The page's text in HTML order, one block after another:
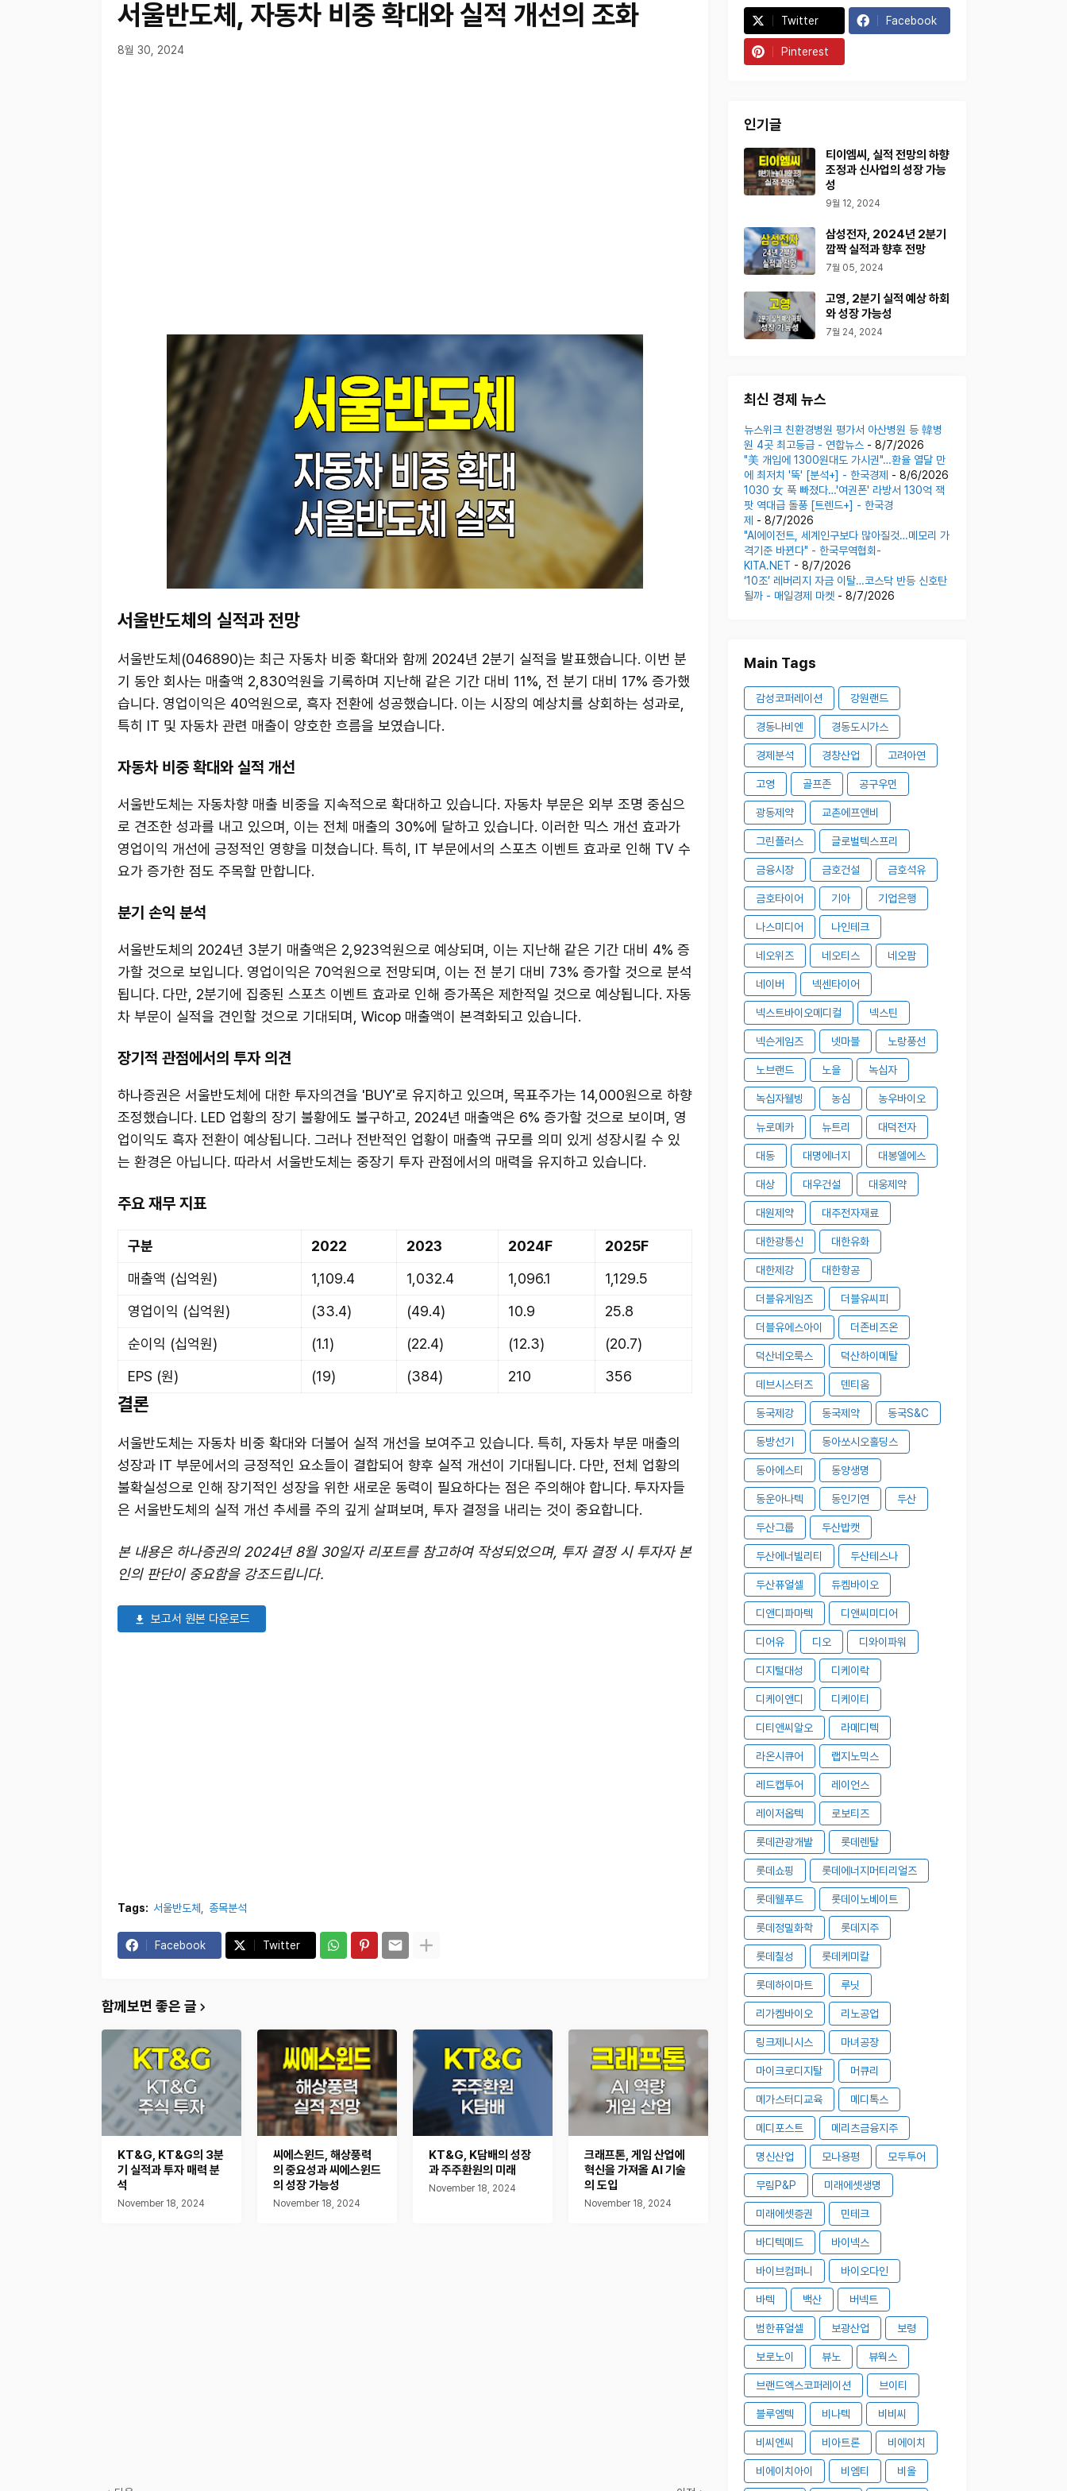
서울반도체, 자동차 비중 확대와 실적 개선의 조화
8월 30, 2024
서울반도체의 실적과 전망
서울반도체(046890)는 최근 자동차 비중 확대와 함께 2024년 2분기 실적을 발표했습니다. 이번 분
기 동안 회사는 매출액 2,830억원을 기록하며 지난해 같은 기간 대비 11%, 전 분기 대비 17% 증가했
습니다. 영업이익은 40억원으로, 흑자 전환에 성공했습니다. 이는 시장의 예상치를 상회하는 성과로,
특히 IT 및 자동차 관련 매출이 양호한 흐름을 보였습니다.
자동차 비중 확대와 실적 개선
서울반도체는 자동차향 매출 비중을 지속적으로 확대하고 있습니다. 자동차 부문은 외부 조명 중심으
로 견조한 성과를 내고 있으며, 이는 전체 매출의 30%에 달하고 있습니다. 이러한 믹스 개선 효과가
영업이익 개선에 긍정적인 영향을 미쳤습니다. 특히, IT 부문에서의 스포츠 이벤트 효과로 인해 TV 수
요가 증가한 점도 주목할 만합니다.
분기 손익 분석
서울반도체의 2024년 3분기 매출액은 2,923억원으로 예상되며, 이는 지난해 같은 기간 대비 4% 증
가할 것으로 보입니다. 영업이익은 70억원으로 전망되며, 이는 전 분기 대비 73% 증가할 것으로 분석
됩니다. 다만, 2분기에 집중된 스포츠 이벤트 효과로 인해 증가폭은 제한적일 것으로 예상됩니다. 자동
차 부문이 실적을 견인할 것으로 기대되며, Wicop 매출액이 본격화되고 있습니다.
장기적 관점에서의 투자 의견
하나증권은 서울반도체에 대한 투자의견을 'BUY'로 유지하고 있으며, 목표주가는 14,000원으로 하향
조정했습니다. LED 업황의 장기 불황에도 불구하고, 2024년 매출액은 6% 증가할 것으로 보이며, 영
업이익도 흑자 전환이 예상됩니다. 그러나 전반적인 업황이 매출액 규모를 의미 있게 성장시킬 수 있
는 환경은 아닙니다. 따라서 서울반도체는 중장기 투자 관점에서의 매력을 유지하고 있습니다.
주요 재무 지표
구분 2022 2023 2024F
2025F
매출액 (십억원)
1,109.4 1,032.4 1,096.1
1,129.5
영업이익 (십억원)
(33.4) (49.4) 10.9
25.8
순이익 (십억원)
(1.1) (22.4) (12.3)
(20.7)
EPS (원)
(19) (384) 210 356
결론
서울반도체는 자동차 비중 확대와 더불어 실적 개선을 보여주고 있습니다. 특히, 자동차 부문 매출의
성장과 IT 부문에서의 긍정적인 요소들이 결합되어 향후 실적 개선이 기대됩니다. 다만, 전체 업황의
불확실성으로 인해 장기적인 성장을 위한 새로운 동력이 필요하다는 점은 주의해야 합니다. 투자자들
은 서울반도체의 실적 개선 추세를 주의 깊게 살펴보며, 투자 결정을 내리는 것이 중요합니다.
본 내용은 하나증권의 2024년 8월 30일자 리포트를 참고하여 작성되었으며, 투자 결정 시 투자자 본
인의 판단이 중요함을 강조드립니다.
보고서 원본 다운로드
Tags: 서울반도체 종목분석
Facebook Twitter
함께보면 좋은 글
KT&G, KT&G의 3분
기 실적과 투자 매력 분
석
November 18, 2024
씨에스윈드, 해상풍력
의 중요성과 씨에스윈드
의 성장 가능성
November 18, 2024
KT&G, K담배의 성장
과 주주환원의 미래
November 18, 2024
크래프톤, 게임 산업에
혁신을 가져올 AI 기술
의 도입
November 18, 2024
Twitter Facebook
Pinterest
인기글
티이엠씨, 실적 전망의 하향
조정과 신사업의 성장 가능
성
9월 12, 2024
삼성전자, 2024년 2분기
깜짝 실적과 향후 전망
7월 05, 2024
고영, 2분기 실적 예상 하회
와 성장 가능성
7월 24, 2024
최신 경제 뉴스
뉴스위크 친환경병원 평가서 아산병원 등 韓병
원 4곳 최고등급 - 연합뉴스- 8/7/2026
"美 개입에 1300원대도 가시권"…환율 열달 만
에 최저치 '뚝' [분석+] - 한국경제 - 8/6/2026
1030 女 푹 빠졌다…'여권폰' 라방서 130억 잭
팟 역대급 돌풍 [트렌드+] - 한국경
제 - 8/7/2026
"AI에이전트, 세계인구보다 많아질것…메모리 가
격기준 바뀐다" - 한국무역협회-
KITA.NET - 8/7/2026
‘10조’ 레버리지 자금 이탈…코스닥 반등 신호탄
될까 - 매일경제 마켓- 8/7/2026
Main Tags
감성코퍼레이션 강원랜드
경동나비엔 경동도시가스
경제분석 경창산업 고려아연
고영 골프존 공구우먼
광동제약 교촌에프앤비
그린플러스 글로벌텍스프리
금융시장 금호건설 금호석유
금호타이어 기아 기업은행
나스미디어 나인테크
네오위즈 네오티스 네오팜
네이버 넥센타이어
넥스트바이오메디컬 넥스틴
넥슨게임즈 넷마블 노랑풍선
노브랜드 노을 녹십자
녹십자웰빙 농심 농우바이오
뉴로메카 뉴트리 대덕전자
대동 대명에너지 대봉엘에스
대상 대우건설 대웅제약
대원제약 대주전자재료
대한광통신 대한유화
대한제강 대한항공
더블유게임즈 더블유씨피
더블유에스아이 더존비즈온
덕산네오룩스 덕산하이메탈
데브시스터즈 덴티움
동국제강 동국제약 동국S&C
동방선기 동아쏘시오홀딩스
동아에스티 동양생명
동운아나텍 동인기연 두산
두산그룹 두산밥캣
두산에너빌리티 두산테스나
두산퓨얼셀 듀켐바이오
디앤디파마텍 디앤씨미디어
디어유 디오 디와이파워
디지털대성 디케이락
디케이앤디 디케이티
디티앤씨알오 라메디텍
라온시큐어 랩지노믹스
레드캡투어 레이언스
레이저옵텍 로보티즈
롯데관광개발 롯데렌탈
롯데쇼핑 롯데에너지머티리얼즈
롯데웰푸드 롯데이노베이트
롯데정밀화학 롯데지주
롯데칠성 롯데케미칼
롯데하이마트 루닛
리가켐바이오 리노공업
링크제니시스 마녀공장
마이크로디지탈 머큐리
메가스터디교육 메디톡스
메디포스트 메리츠금융지주
명신산업 모나용평 모두투어
무림P&P 미래에셋생명
미래에셋증권 민테크
바디텍메드 바이넥스
바이브컴퍼니 바이오다인
바텍 백산 버넥트
범한퓨얼셀 보광산업 보령
보로노이 뷰노 뷰웍스
브랜드엑스코퍼레이션 브이티
블루엠텍 비나텍 비비씨
비씨엔씨 비아트론 비에이치
비에이치아이 비엠티 비올